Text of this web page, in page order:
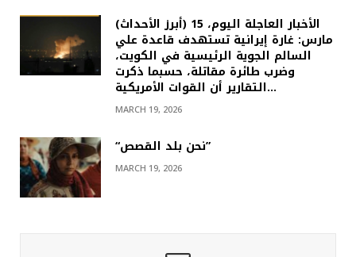
(أبرز الأحداث) الأخبار العاجلة اليوم، 15
مارس: غارة إيرانية تستهدف قاعدة علي
السالم الجوية الرئيسية في الكويت،
وضرب طائرة مقاتلة، حسبما ذكرت
التقارير أن القوات الأمريكية…
MARCH 19, 2026
“نحن بلد القصص”
MARCH 19, 2026